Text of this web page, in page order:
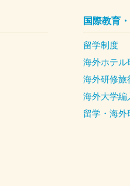
国際教育
留学制度
海外ホテル
海外研修旅
海外大学編
留学・海外